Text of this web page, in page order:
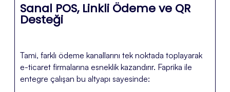
Sanal POS, Linkli Ödeme ve QR
Desteği
Tami, farklı ödeme kanallarını tek noktada toplayarak
e-ticaret firmalarına esneklik kazandırır. Faprika ile
entegre çalışan bu altyapı sayesinde: